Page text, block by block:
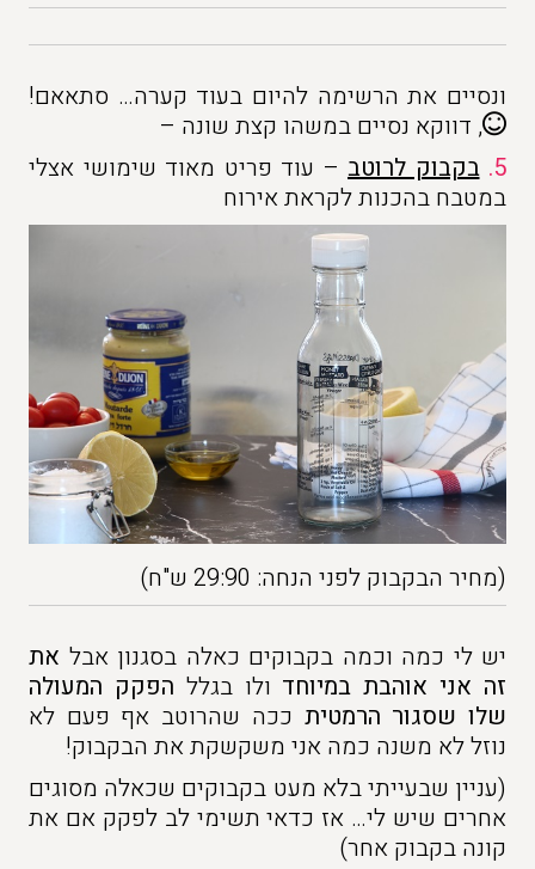
ונסיים את הרשימה להיום בעוד קערה… סתאאם!
, דווקא נסיים במשהו קצת שונה –
5. בקבוק לרוטב – עוד פריט מאוד שימושי אצלי
במטבח בהכנות לקראת אירוח
(מחיר הבקבוק לפני הנחה: 29:90 ש"ח)
יש לי כמה וכמה בקבוקים כאלה בסגנון אבל את
זה אני אוהבת במיוחד ולו בגלל הפקק המעולה
שלו שסגור הרמטית ככה שהרוטב אף פעם לא
נוזל לא משנה כמה אני משקשקת את הבקבוק!
(עניין שבעייתי בלא מעט בקבוקים שכאלה מסוגים
אחרים שיש לי… אז כדאי תשימי לב לפקק אם את
קונה בקבוק אחר)